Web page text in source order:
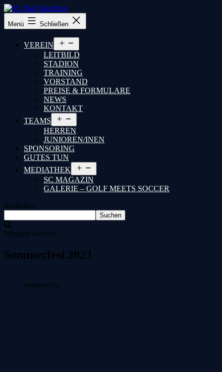
SC
Bad
Menü Schließen
VEREIN
öffnen
LEITBILD
STADION
TRAINING
VORSTAND
PREISE & FORMULARE
NEWS
KONTAKT
TEAMS
öffnen
HERREN
JUNIOREN/INEN
SPONSORING
GUTES TUN
MEDIATHEK
öffnen
SC MAGAZIN
GALERIE – GOLF MEETS SOCCER
Schließen
Suchen
Mitglied werden
Zum
Inhalt
Sommerfest 2023
summerfest